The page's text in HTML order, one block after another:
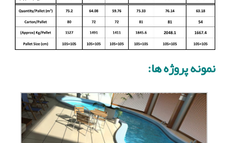
نمونه پروژه ها: